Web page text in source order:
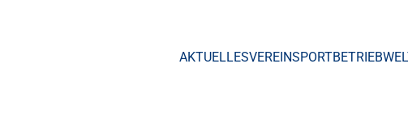
AKTUELLESVEREINSPORTBETRIEB